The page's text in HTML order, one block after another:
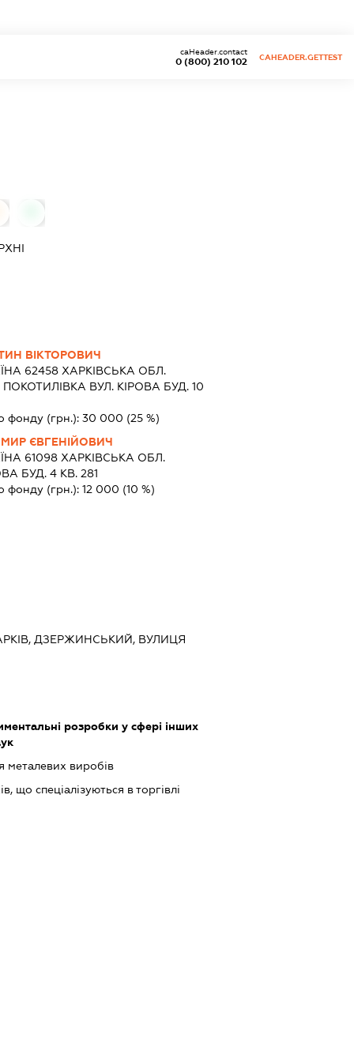
0 (800) 210 102
caHeader.contact
CAHEADER.GETTEST
ВІКТОРОВИЧ
62458 ХАРКIВСЬКА ОБЛ.
ВУЛ. КІРОВА БУД. 10
фонду (грн.): 30 000 (25 %)
ЄВГЕНІЙОВИЧ
61098 ХАРКIВСЬКА ОБЛ.
БУД. 4 КВ. 281
фонду (грн.): 12 000 (10 %)
ДЗЕРЖИНСЬКИЙ, ВУЛИЦЯ
розробки у сфері інших
металевих виробів
що спеціалізуються в торгівлі